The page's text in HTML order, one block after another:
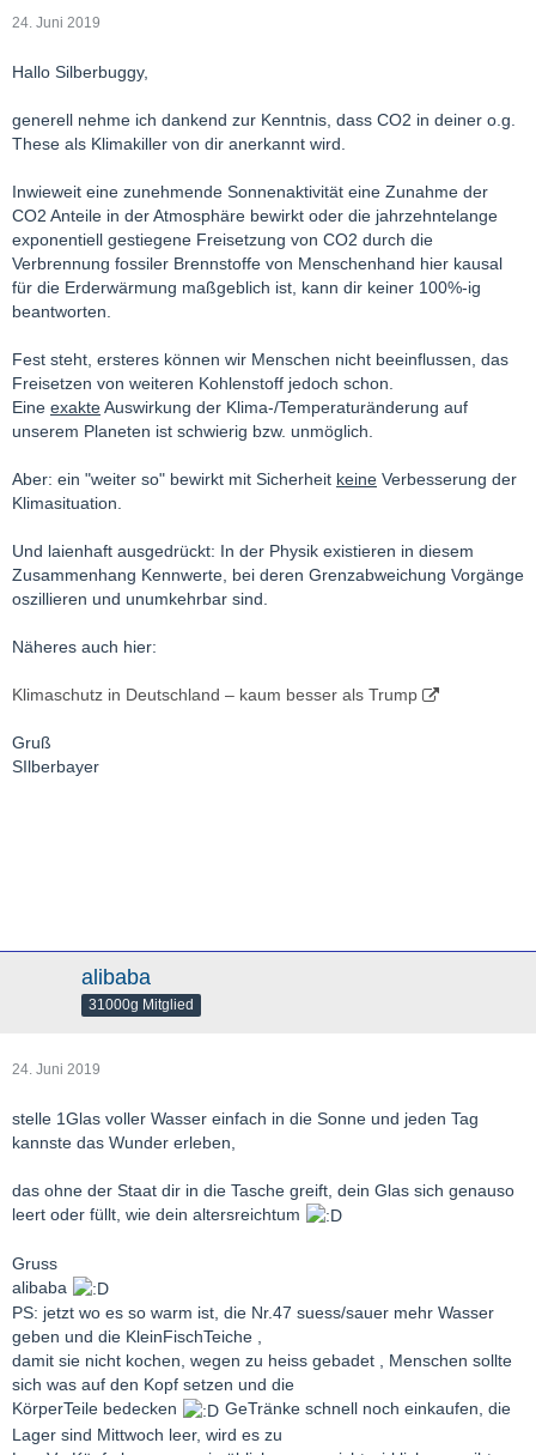
24. Juni 2019
Hallo Silberbuggy,
generell nehme ich dankend zur Kenntnis, dass CO2 in deiner o.g.
These als Klimakiller von dir anerkannt wird.
Inwieweit eine zunehmende Sonnenaktivität eine Zunahme der
CO2 Anteile in der Atmosphäre bewirkt oder die jahrzehntelange
exponentiell gestiegene Freisetzung von CO2 durch die
Verbrennung fossiler Brennstoffe von Menschenhand hier kausal
für die Erderwärmung maßgeblich ist, kann dir keiner 100%-ig
beantworten.
Fest steht, ersteres können wir Menschen nicht beeinflussen, das
Freisetzen von weiteren Kohlenstoff jedoch schon.
Eine exakteAuswirkung der Klima-/Temperaturänderung auf
unserem Planeten ist schwierig bzw. unmöglich.
Aber: ein "weiter so" bewirkt mit Sicherheit keine Verbesserung der
Klimasituation.
Und laienhaft ausgedrückt: In der Physik existieren in diesem
Zusammenhang Kennwerte, bei deren Grenzabweichung Vorgänge
oszillieren und unumkehrbar sind.
Näheres auch hier:
Klimaschutz in Deutschland – kaum besser als Trump
Gruß
SIlberbayer
alibaba
31000g Mitglied
24. Juni 2019
stelle 1Glas voller Wasser einfach in die Sonne und jeden Tag
kannste das Wunder erleben,
das ohne der Staat dir in die Tasche greift, dein Glas sich genauso
leert oder füllt, wie dein altersreichtum
Gruss
alibaba
PS: jetzt wo es so warm ist, die Nr.47 suess/sauer mehr Wasser
geben und die KleinFischTeiche ,
damit sie nicht kochen, wegen zu heiss gebadet , Menschen sollte
sich was auf den Kopf setzen und die
KörperTeile bedecken
GeTränke schnell noch einkaufen, die
Lager sind Mittwoch leer, wird es zu